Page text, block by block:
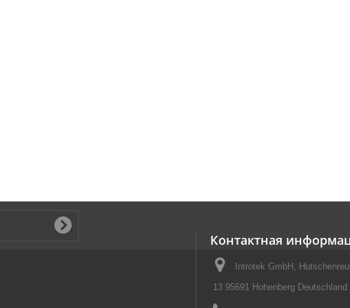
Контактная
Introtek GmbH,
13 95691 Hohenberg Deutschland